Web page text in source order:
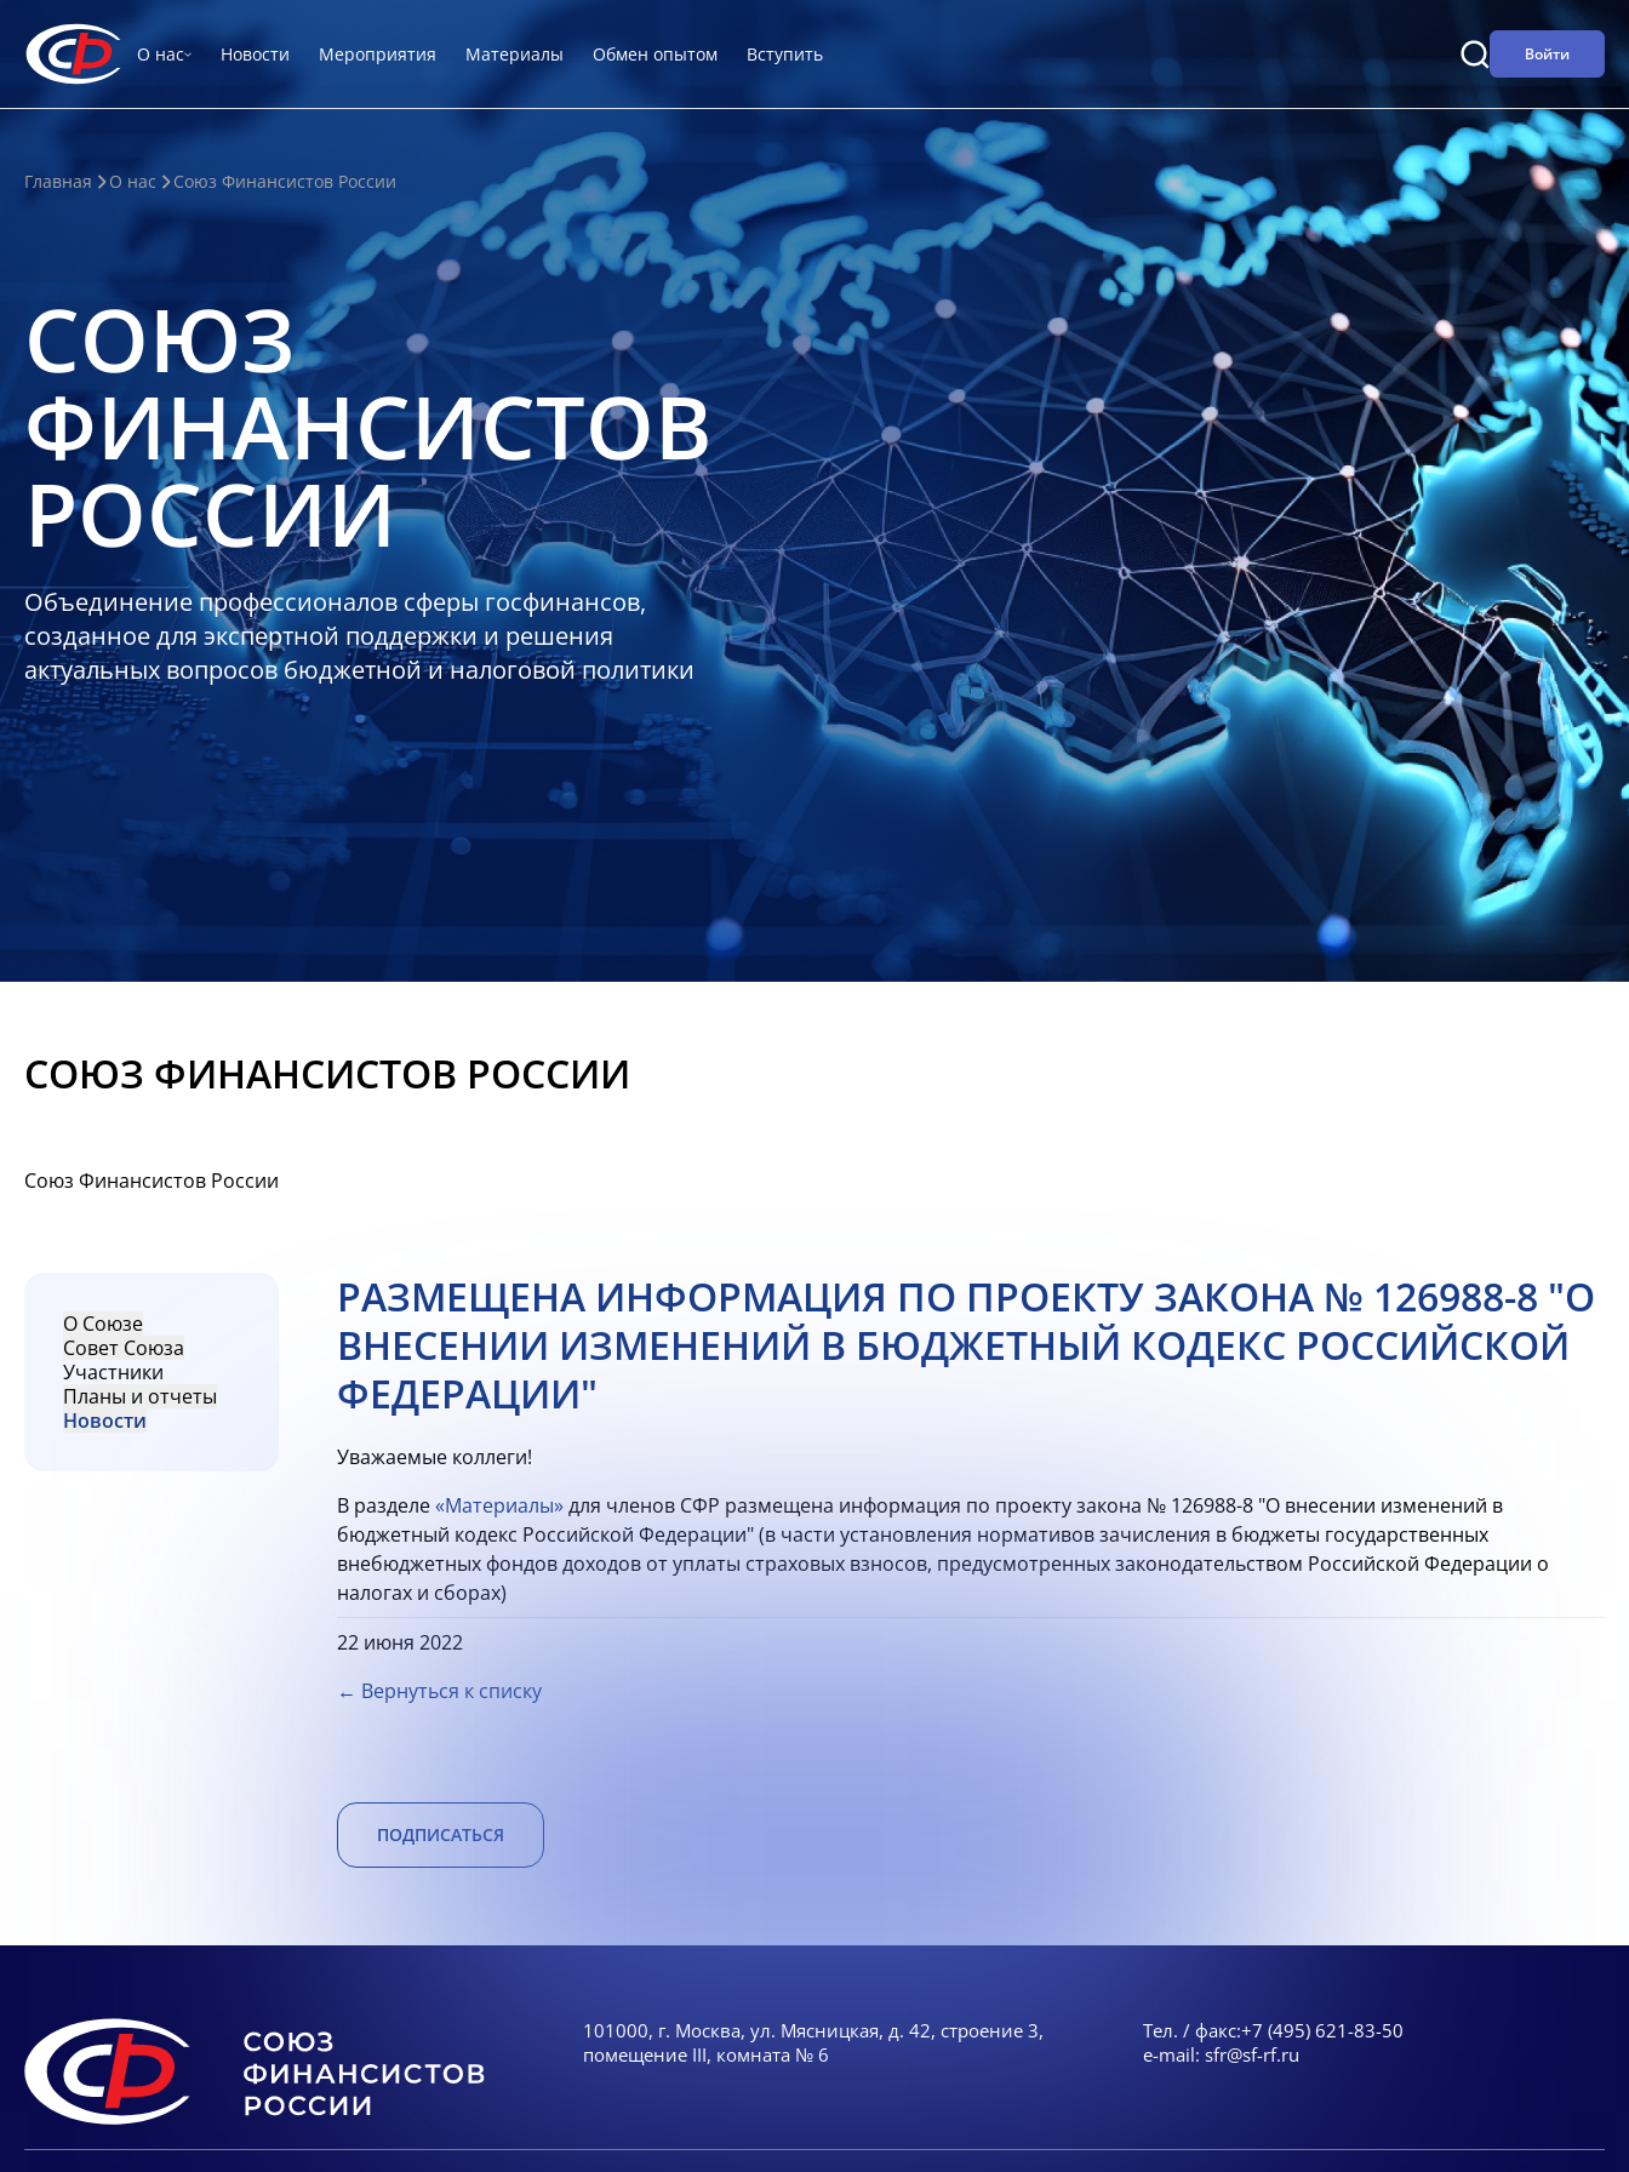
О нас Новости Мероприятия Материалы Обмен опытом Вступить Войти
Главная О нас Союз Финансистов России
СОЮЗ
ФИНАНСИСТОВ
РОССИИ
Объединение профессионалов сферы госфинансов,
созданное для экспертной поддержки и решения
актуальных вопросов бюджетной и налоговой политики
СОЮЗ ФИНАНСИСТОВ РОССИИ
Союз Финансистов России
О Союзе
Совет Союза
Участники
Планы и отчеты
Новости
РАЗМЕЩЕНА ИНФОРМАЦИЯ ПО ПРОЕКТУ ЗАКОНА № 126988-8 "О
ВНЕСЕНИИ ИЗМЕНЕНИЙ В БЮДЖЕТНЫЙ КОДЕКС РОССИЙСКОЙ
ФЕДЕРАЦИИ"
Уважаемые коллеги!
В разделе«Материалы»для членов СФР размещена информация по проекту закона № 126988-8 "О внесении изменений в
бюджетный кодекс Российской Федерации" (в части установления нормативов зачисления в бюджеты государственных
внебюджетных фондов доходов от уплаты страховых взносов, предусмотренных законодательством Российской Федерации о
налогах и сборах)
22 июня 2022
← Вернуться к списку
ПОДПИСАТЬСЯ
101000, г. Москва, ул. Мясницкая, д. 42, строение 3,
помещение III, комната № 6
Тел. / факс:+7 (495) 621-83-50
e-mail: sfr@sf-rf.ru